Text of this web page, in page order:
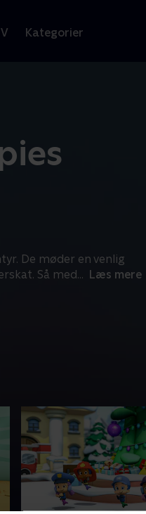
Kategorier
De møder en venlig
Så med... Læs mere